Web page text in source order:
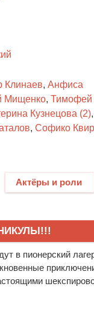
Клинаев, Анфиса
Мищенко, Тимофей
Кузнецова (2),
, Софико
Актёры и роли
в пионерский